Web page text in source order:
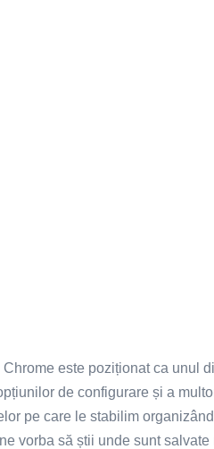
Chrome este poziționat ca unul
de configurare și a
pe care le stabilim
vorba să știi unde sunt